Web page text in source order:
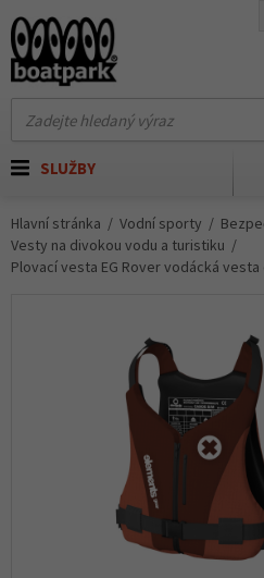
SLUŽBY
Hlavní stránka Vodní sporty
Vesty na divokou vodu a turistiku
Plovací vesta EG Rover vodácká